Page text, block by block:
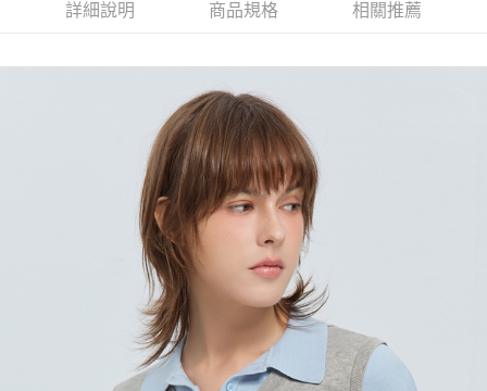
每筆NT$80，滿NT$2,000(含以上)免運費
每筆NT$80，滿NT$2,000(含以上)免運費
每筆NT$80，滿NT$2,000(含以上)免運費
每筆NT$120，滿NT$2,000(含以上)免運費
每筆NT$400，滿NT$2,000(含以上)免運費
詳細說明 商品規格 相關推薦